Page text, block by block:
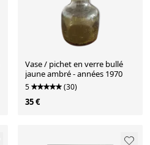
Vase / pichet en verre bullé
jaune ambré - années 1970
5 (30)
35 €